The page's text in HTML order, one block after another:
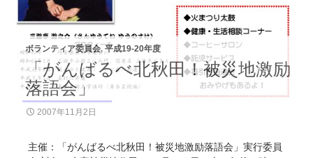
ボランティア委員会, 平成19-20年度
「がんばるべ北秋田！被災地激励
落語会」
2007年11月2日
主催：「がんばるべ北秋田！被災地激励落語会」実行委員